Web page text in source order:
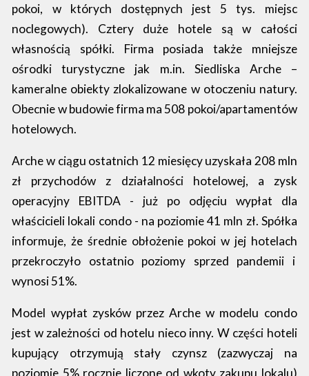
pokoi, w których dostępnych jest 5 tys. miejsc
noclegowych). Cztery duże hotele są w całości
własnością spółki. Firma posiada także mniejsze
ośrodki turystyczne jak m.in. Siedliska Arche –
kameralne obiekty zlokalizowane w otoczeniu natury.
Obecnie w budowie firma ma 508 pokoi/apartamentów
hotelowych.
Arche w ciągu ostatnich 12 miesięcy uzyskała 208 mln
zł przychodów z działalności hotelowej, a zysk
operacyjny EBITDA - już po odjęciu wypłat dla
właścicieli lokali condo - na poziomie 41 mln zł. Spółka
informuje, że średnie obłożenie pokoi w jej hotelach
przekroczyło ostatnio poziomy sprzed pandemii i
wynosi 51%.
Model wypłat zysków przez Arche w modelu condo
jest w zależności od hotelu nieco inny. W części hoteli
kupujący otrzymują stały czynsz (zazwyczaj na